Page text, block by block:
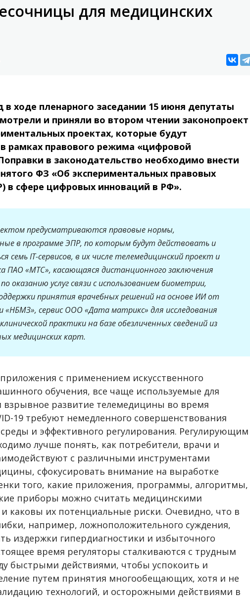
для медицинских
в ходе пленарного заседании 15 июня депутаты
и приняли во втором чтении законопроект
проектах, которые будут
рамках правового режима «цифровой
в законодательство необходимо внести
ФЗ «Об экспериментальных правовых
в сфере цифровых инноваций в РФ».
предусматриваются правовые нормы,
в программе ЭПР, по которым будут действовать и
семь IT-сервисов, в их числе телемедицинский проект и
ПАО «МТС», касающаяся дистанционного заключения
оказанию услуг связи с использованием биометрии,
принятия врачебных решений на основе ИИ от
«НБМЗ», сервис ООО «Дата матрикс» для исследования
практики на базе обезличенных сведений из
медицинских карт.
c применением искусственного
обучения, все чаще используемые для
взрывное развитие телемедицины во время
19 требуют немедленного совершенствования
и эффективного регулирования. Регулирующим
лучше понять, как потребители, врачи и
с различными инструментами
сфокусировать внимание на выработке
того, какие приложения, программы, алгоритмы,
приборы можно считать медицинскими
каковы их потенциальные риски. Очевидно, что в
например, ложноположительного суждения,
издержки гипердиагностики и избыточного
время регуляторы сталкиваются с трудным
быстрыми действиями, чтобы успокоить и
путем принятия многообещающих, хотя и не
технологий, и осторожными действиями в